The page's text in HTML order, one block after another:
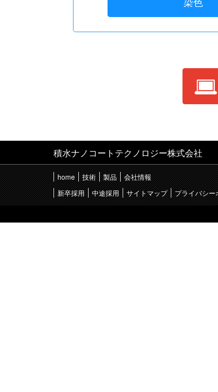
積水ナノコートテクノロジー株式会社
home 技術 製品
会社情報
新卒採用
中途採用 サイトマップ プライバシー